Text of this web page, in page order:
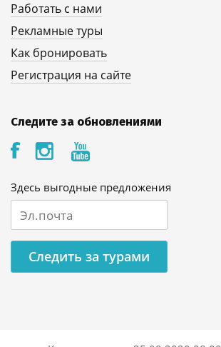
Работать с нами
Рекламные туры
Как бронировать
Регистрация на сайте
Следите за обновлениями
Здесь выгодные предложения
Следить за турами